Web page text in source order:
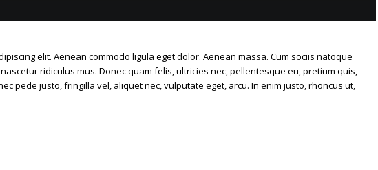
elit. Aenean commodo ligula eget dolor. Aenean massa. Cum sociis natoque
ridiculus mus. Donec quam felis, ultricies nec, pellentesque eu, pretium quis,
pede justo, fringilla vel, aliquet nec, vulputate eget, arcu. In enim justo, rhoncus ut,